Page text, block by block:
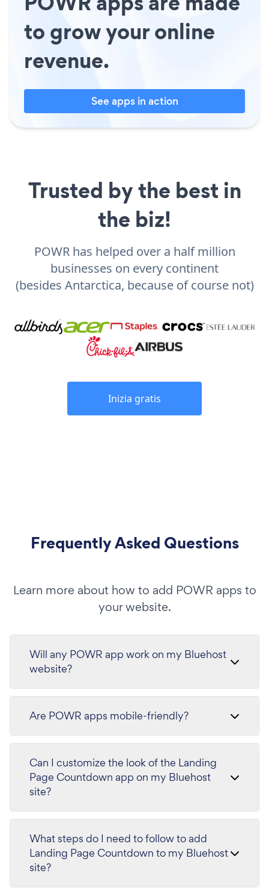
to grow your online
revenue.
See apps in action
Trusted by the best in
the biz!
POWR has helped over a half million
businesses on every continent
(besides Antarctica, because of course not)
Inizia gratis
Frequently Asked Questions
Learn more about how to add POWR apps to
your website.
Will any POWR app work on my Bluehost
website?
Are POWR apps mobile-friendly?
Can I customize the look of the Landing
Page Countdown app on my Bluehost
site?
What steps do I need to follow to add
Landing Page Countdown to my Bluehost
site?